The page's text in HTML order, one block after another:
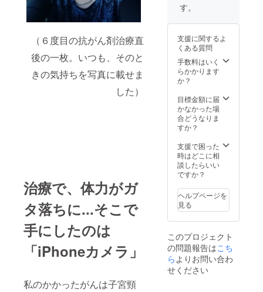
（６度目の抗がん剤治療直
後の一枚。いつも、そのと
きの気持ちを写真に載せま
した）
治療で、体力がガ
タ落ちに...そこで
手にしたのは
「iPhoneカメラ」
私のかかったがんは子宮頸
作った
をお待
ち帰り
いただ
ける
レッス
りま
す。 ・
ヨガ参
加権は
ブを使
用する
自宅で
も簡単
るレッ
スンに
なりま
す。 ご
は
Campfi
re手数
料を除
いてイ
す。
支援に関するよ
くある質問
手数料はいく
らかかります
か？
目標金額に届
かなかった場
合どうなりま
すか？
支援で困った
時はどこに相
談したらいい
ですか？
ヘルプページを
見る
このプロジェクト
の問題報告はこち
ら よりお問い合わ
せください